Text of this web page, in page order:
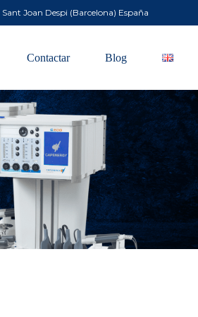
Sant Joan Despi (Barcelona) España
Contactar Blog